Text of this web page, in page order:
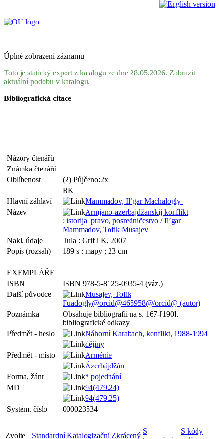
Úplné zobrazení záznamu
Toto je statický export z katalogu ze dne 28.05.2026. Zobrazit
aktuální podobu v katalogu.
Bibliografická citace
Názory čtenářů
Známka čtenářů
Oblíbenost
(2) Půjčeno:2x
BK
Hlavní záhlaví
Mammadov, Il’gar Machalogly
Název
Armjano-azerbajdžanskij konflikt
: istorija, pravo, posredničestvo / Il’gar
Mammadov, Tofik Musajev
Nakl. údaje
Tula : Grif i K, 2007
Popis (rozsah)
189 s : mapy ; 23 cm
EXEMPLÁŘE
ISBN
ISBN 978-5-8125-0935-4 (váz.)
Další původce
Musajev, Tofik
Fuadogly@orcid@465958@/orcid@ (autor)
Poznámka
Obsahuje bibliografii na s. 167-[190],
bibliografické odkazy
Předmět - heslo
Náhorní Karabach, konflikt, 1988-1994
dějiny
Předmět - místo
Arménie
Ázerbájdžán
Forma, žánr
* pojednání
MDT
94(479.24)
94(479.25)
Systém. číslo
000023534
Zvolte Standardní Katalogizační Zkrácený
S
S kódy